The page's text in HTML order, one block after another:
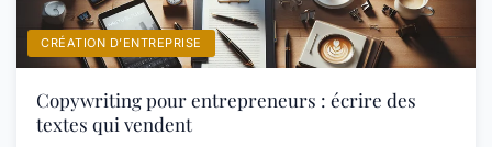
CRÉATION D’ENTREPRISE
Copywriting pour entrepreneurs : écrire des
textes qui vendent